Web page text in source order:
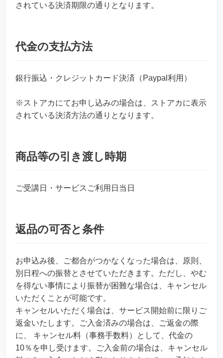
されている決済期限の通りとなります。
代金の支払方法
銀行振込・クレジットカード決済（Paypal利用）
※ストアカにてお申し込みの場合は、ストアカに表示
されている決済方法の通りとなります。
商品等の引き渡し時期
ご受講日・サービスご利用日当日
返品の可否と条件
お申込み後、ご都合がつかなくなった場合は、原則、
別日程への振替とさせていただきます。ただし、やむ
を得ない事情により振替が困難な場合は、キャンセル
いただくことが可能です。
キャンセルいただく場合は、サービス開始前に限りご
返金いたします。ご入金済みの場合は、ご返金の際
に、 キャンセル料（事務手数料）として、代金の
10％を申し受けます。ご入金前の場合は、キャンセル